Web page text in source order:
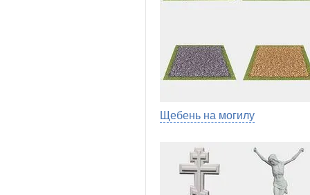
Щебень на могилу